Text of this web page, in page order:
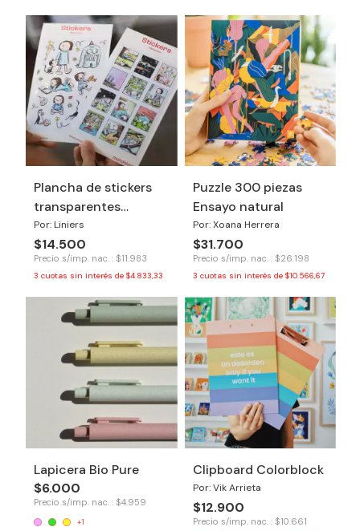
Plancha de stickers
transparentes
Macanudo
Por: Liniers
$14.500
Precio s/imp. nac. : $11.983
3 cuotas sin interés de $4.833,33
Puzzle 300 piezas
Ensayo natural
Por: Xoana Herrera
$31.700
Precio s/imp. nac. : $26.198
3 cuotas sin interés de $10.566,67
Lapicera Bio Pure
$6.000
Precio s/imp. nac. : $4.959
+1
Clipboard Colorblock
Por: Vik Arrieta
$12.900
Precio s/imp. nac. : $10.661